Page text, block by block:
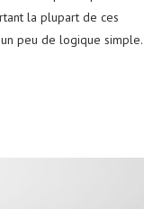
la plupart de ces
peu de logique simple.